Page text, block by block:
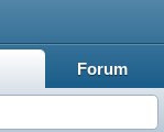
Forum